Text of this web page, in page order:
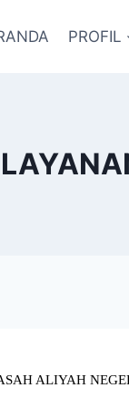
PROFIL
ALIYAH